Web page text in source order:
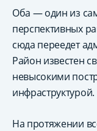
Оба — один из
перспективных
сюда переедет
Район известен
невысокими
инфраструктурой.
На протяжении